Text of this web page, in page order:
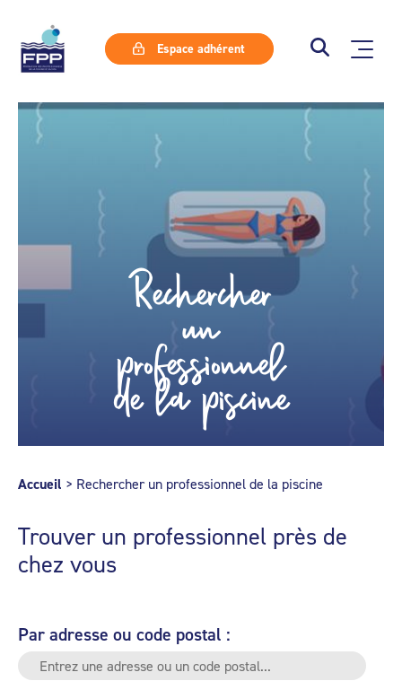
Espace adhérent
Rechercher
un
professionnel
de la piscine
Accueil > Rechercher un professionnel de la piscine
Trouver un professionnel près de
chez vous
Par adresse ou code postal :